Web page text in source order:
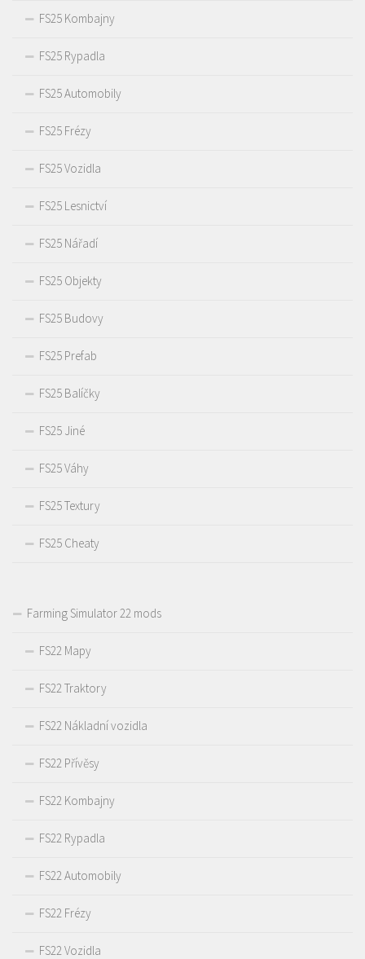
FS25 Kombajny
FS25 Rypadla
FS25 Automobily
FS25 Frézy
FS25 Vozidla
FS25 Lesnictví
FS25 Nářadí
FS25 Objekty
FS25 Budovy
FS25 Prefab
FS25 Balíčky
FS25 Jiné
FS25 Váhy
FS25 Textury
FS25 Cheaty
Farming Simulator 22 mods
FS22 Mapy
FS22 Traktory
FS22 Nákladní vozidla
FS22 Přívěsy
FS22 Kombajny
FS22 Rypadla
FS22 Automobily
FS22 Frézy
FS22 Vozidla